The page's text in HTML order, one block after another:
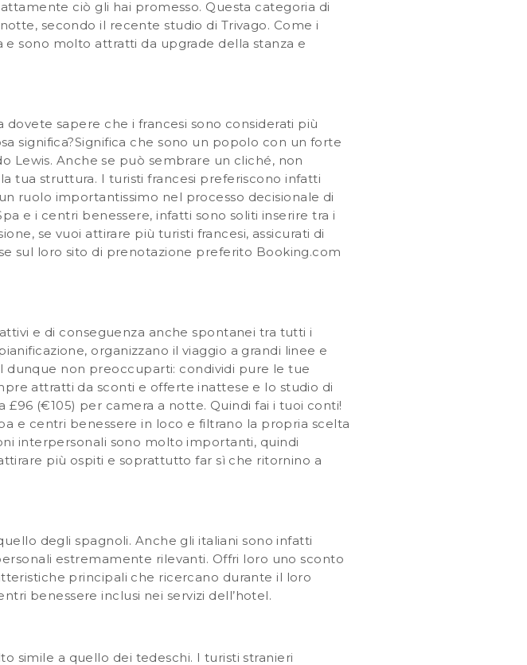
ciò gli hai promesso. Questa categoria di
secondo il recente studio di Trivago. Come i
e sono molto attratti da upgrade della stanza e
sapere che i francesi sono considerati più
significa?Significa che sono un popolo con un forte
Lewis. Anche se può sembrare un cliché, non
tua struttura. I turisti francesi preferiscono infatti
ruolo importantissimo nel processo decisionale di
e i centri benessere, infatti sono soliti inserire tra i
se vuoi attirare più turisti francesi, assicurati di
sul loro sito di prenotazione preferito Booking.com
e di conseguenza anche spontanei tra tutti i
organizzano il viaggio a grandi linee e
dunque non preoccuparti: condividi pure le tue
attratti da sconti e offerte inattese e lo studio di
(€105) per camera a notte. Quindi fai i tuoi conti!
e centri benessere in loco e filtrano la propria scelta
interpersonali sono molto importanti, quindi
più ospiti e soprattutto far sì che ritornino a
degli spagnoli. Anche gli italiani sono infatti
estremamente rilevanti. Offri loro uno sconto
principali che ricercano durante il loro
benessere inclusi nei servizi dell’hotel.
simile a quello dei tedeschi. I turisti stranieri